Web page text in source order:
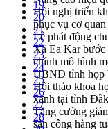
Hội nghị triển
phục vụ cơ
Lễ phát động
Xã Ea Kar bước
chính mô hình
UBND tỉnh họp
Hội thảo khoa
xanh tại tỉnh
Tăng cường
sản công hàng
19
20
21
22
23
24
25
26
27
28